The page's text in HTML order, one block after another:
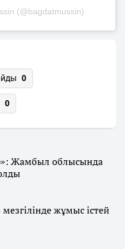
(@bagdatmussin)
0
0
Жамбыл облысында
жұмыс істей